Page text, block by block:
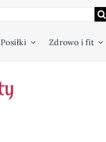
Posiłki Zdrowo i fit